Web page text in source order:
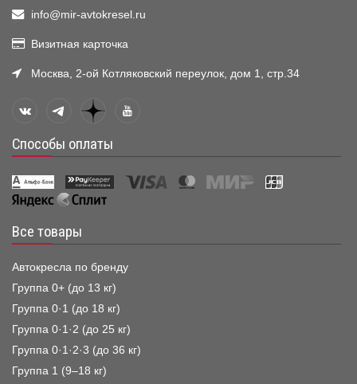
info@mir-avtokresel.ru
Визитная карточка
Москва, 2-ой Котляковский переулок, дом 1, стр.34
Способы оплаты
Все товары
Автокресла по бренду
Группа 0+ (до 13 кг)
Группа 0·1 (до 18 кг)
Группа 0·1·2 (до 25 кг)
Группа 0·1·2·3 (до 36 кг)
Группа 1 (9–18 кг)